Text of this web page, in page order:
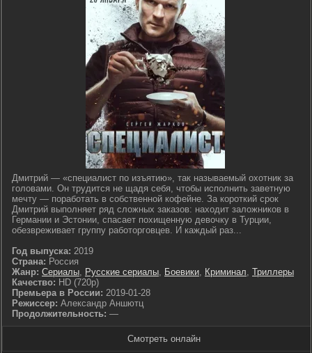
Дмитрий — «специалист по изъятию», так называемый охотник за
головами. Он трудится не щадя себя, чтобы исполнить заветную
мечту — поработать в собственной кофейне. За короткий срок
Дмитрий выполняет ряд сложных заказов: находит заложников в
Германии и Эстонии, спасает похищенную девочку в Турции,
обезвреживает группу работорговцев. И каждый раз...
Год выпуска: 2019
Страна: Россия
Жанр: Сериалы, Русские сериалы, Боевики, Криминал, Триллеры
Качество: HD (720p)
Премьера в России: 2019-01-28
Режиссер: Александр Аншютц
Продолжительность: —
Смотреть онлайн